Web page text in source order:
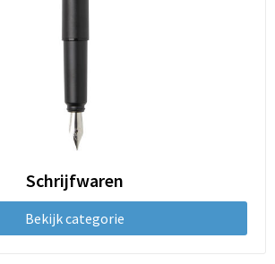
Schrijfwaren
Bekijk categorie